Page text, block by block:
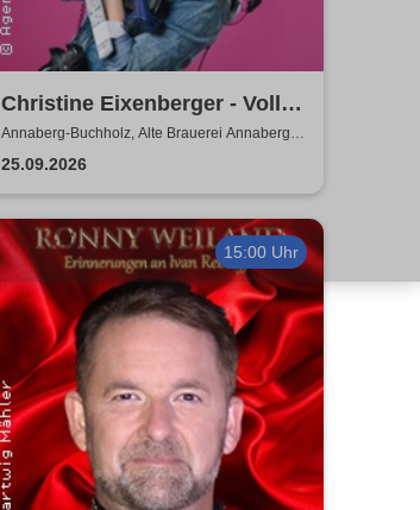
Christine Eixenberger - Volle
Kontrolle
Annaberg-Buchholz, Alte Brauerei Annaberg-
Buchholz
25.09.2026
15:00 Uhr